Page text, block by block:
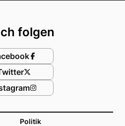
Politik
folgen